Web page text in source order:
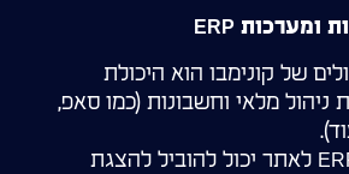
של קונימבו הוא היכולת
מלאי וחשבונות (כמו סאפ,
סנכרון שגוי בין ה-ERP לאתר יכול להוביל להצגת